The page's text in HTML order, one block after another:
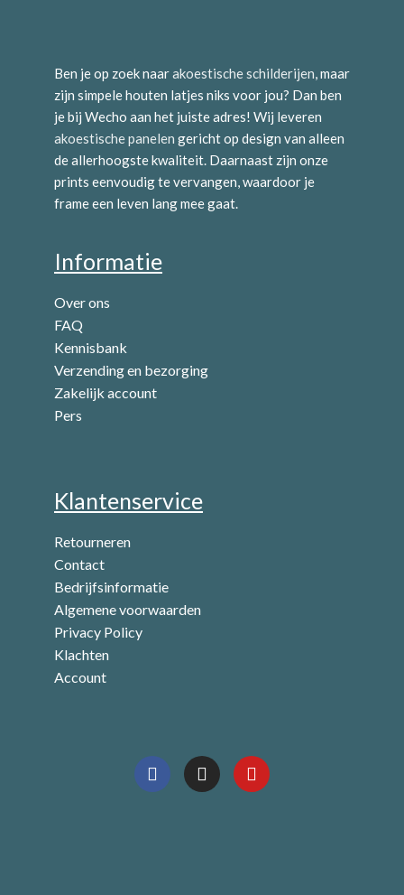
Ben je op zoek naarakoestische schilderijen, maar
zijn simpele houten latjes niks voor jou? Dan ben
je bij Wecho aan het juiste adres! Wij leveren
akoestische panelen gericht op design van alleen
de allerhoogste kwaliteit. Daarnaast zijn onze
prints eenvoudig te vervangen, waardoor je
frame een leven lang mee gaat.
Informatie
Over ons
FAQ
Kennisbank
Verzending en bezorging
Zakelijk account
Pers
Klantenservice
Retourneren
Contact
Bedrijfsinformatie
Algemene voorwaarden
Privacy Policy
Klachten
Account